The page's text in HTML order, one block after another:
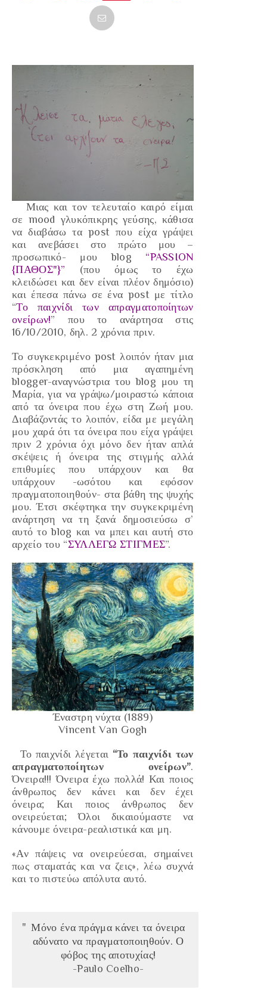
Μιας και τον τελευταίο καιρό είμαι
σε mood γλυκόπικρης γεύσης, κάθισα
να διαβάσω τα post που είχα γράψει
και ανεβάσει στο πρώτο μου –
προσωπικό- μου blog “PASSION
{ΠΑΘΟΣ"}”
(που όμως το έχω
κλειδώσει και δεν είναι πλέον δημόσιο)
και έπεσα πάνω σε ένα post με τίτλο
“Το παιχνίδι των απραγματοποίητων
ονείρων!” που το ανάρτησα στις
16/10/2010, δηλ. 2 χρόνια πριν.
Το συγκεκριμένο post λοιπόν ήταν μια
πρόσκληση από μια αγαπημένη
blogger-αναγνώστρια του blog μου τη
Μαρία, για να γράψω/μοιραστώ κάποια
από τα όνειρα που έχω στη Ζωή μου.
Διαβάζοντάς το λοιπόν, είδα με μεγάλη
μου χαρά ότι τα όνειρα που είχα γράψει
πριν 2 χρόνια όχι μόνο δεν ήταν απλά
σκέψεις ή όνειρα της στιγμής αλλά
επιθυμίες που υπάρχουν και θα
υπάρχουν -ωσότου και εφόσον
πραγματοποιηθούν- στα βάθη της ψυχής
μου. Έτσι σκέφτηκα την συγκεκριμένη
ανάρτηση να τη ξανά δημοσιεύσω σ’
αυτό το blog και να μπει και αυτή στο
αρχείο του “ΣΥΛΛΕΓΩ ΣΤΙΓΜΕΣ”.
Έναστρη νύχτα (1889)
Vincent Van Gogh
Το παιχνίδι λέγεται “Το παιχνίδι των
απραγματοποίητων ονείρων”.
Όνειρα!!! Όνειρα έχω πολλά! Και ποιος
άνθρωπος δεν κάνει και δεν έχει
όνειρα; Και ποιος άνθρωπος δεν
ονειρεύεται; Όλοι δικαιούμαστε να
κάνουμε όνειρα-ρεαλιστικά και μη.
«Αν πάψεις να ονειρεύεσαι, σημαίνει
πως σταματάς και να ζεις», λέω συχνά
και το πιστεύω απόλυτα αυτό.
Μόνο ένα πράγμα κάνει τα όνειρα
αδύνατο να πραγματοποιηθούν. Ο
φόβος της αποτυχίας!
-Paulo Coelho-